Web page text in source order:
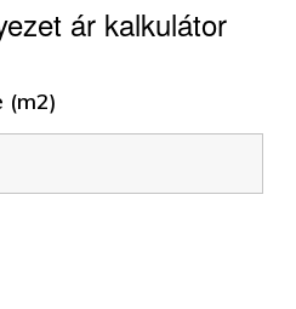
ár kalkulátor
(m2)